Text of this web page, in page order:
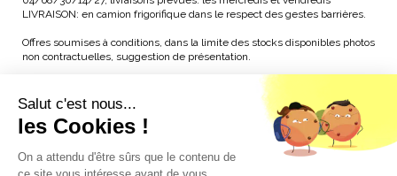
LIVRAISON: en camion frigorifique dans le respect des gestes barrières.
Offres soumises à conditions, dans la limite des stocks disponibles photos
non contractuelles, suggestion de présentation.
Salut c'est nous...
les Cookies !
On a attendu d'être sûrs que le contenu de